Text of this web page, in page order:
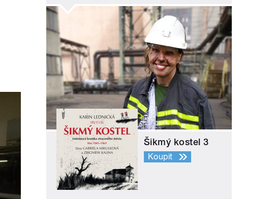
Šikmý kostel 3
Koupit